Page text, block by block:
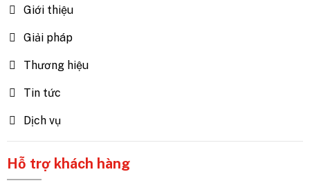
Giới thiệu
Giải pháp
Thương hiệu
Tin tức
Dịch vụ
Hỗ trợ khách hàng